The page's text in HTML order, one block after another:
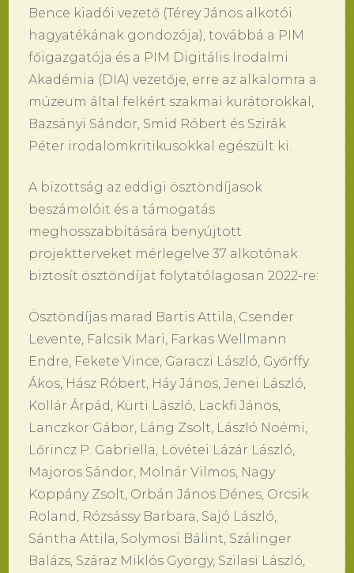
Bence kiadói vezető (Térey János alkotói
hagyatékának gondozója), továbbá a PIM
főigazgatója és a PIM Digitális Irodalmi
Akadémia (DIA) vezetője, erre az alkalomra a
múzeum által felkért szakmai kurátorokkal,
Bazsányi Sándor, Smid Róbert és Szirák
Péter irodalomkritikusokkal egészült ki.
A bizottság az eddigi ösztöndíjasok
beszámolóit és a támogatás
meghosszabbítására benyújtott
projektterveket mérlegelve 37 alkotónak
biztosít ösztöndíjat folytatólagosan 2022-re:
Ösztöndíjas marad Bartis Attila, Csender
Levente, Falcsik Mari, Farkas Wellmann
Endre, Fekete Vince, Garaczi László, Győrffy
Ákos, Hász Róbert, Háy János, Jenei László,
Kollár Árpád, Kürti László, Lackfi János,
Lanczkor Gábor, Láng Zsolt, László Noémi,
Lőrincz P. Gabriella, Lövétei Lázár László,
Majoros Sándor, Molnár Vilmos, Nagy
Koppány Zsolt, Orbán János Dénes, Orcsik
Roland, Rózsássy Barbara, Sajó László,
Sántha Attila, Solymosi Bálint, Szálinger
Balázs, Száraz Miklós György, Szilasi László,